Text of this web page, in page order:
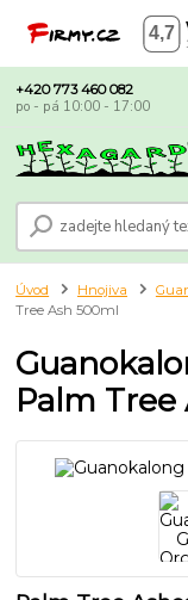
+420 773 460 082
po - pá 10:00 - 17:00
Úvod Hnojiva
Tree Ash 500ml
Palm Tree